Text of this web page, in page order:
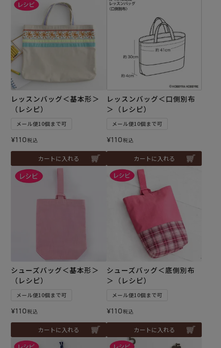
レッスンバッグ＜基本形＞
（レシピ）
メール便10個まで可
¥110税込
カートに入れる
レッスンバッグ＜口側別布
＞（レシピ）
メール便10個まで可
¥110税込
カートに入れる
シューズバッグ＜基本形＞
（レシピ）
メール便10個まで可
¥110税込
カートに入れる
シューズバッグ＜底側別布
＞（レシピ）
メール便10個まで可
¥110税込
カートに入れる